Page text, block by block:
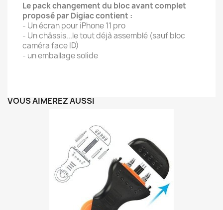
Le pack changement du bloc avant complet
proposé par Digiac contient :
- Un écran pour iPhone 11 pro
- Un châssis...le tout déjà assemblé (sauf bloc
caméra face ID)
- un emballage solide
VOUS AIMEREZ AUSSI